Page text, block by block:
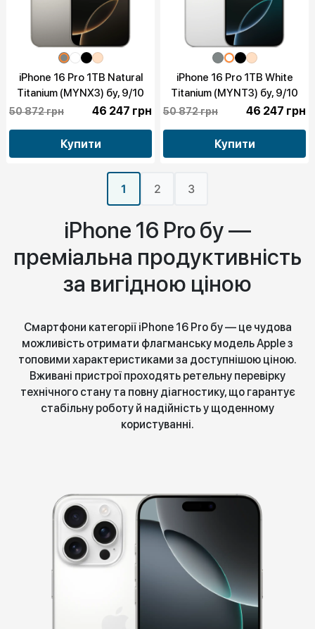
iPhone 16 Pro 1TB Natural
Titanium (MYNX3) бу, 9/10
50 872 грн 46 247 грн
Купити
iPhone 16 Pro 1TB White
Titanium (MYNT3) бу, 9/10
50 872 грн 46 247 грн
Купити
1 2 3
iPhone 16 Pro бу —
преміальна продуктивність
за вигідною ціною
Смартфони категорії iPhone 16 Pro бу — це чудова
можливість отримати флагманську модель Apple з
топовими характеристиками за доступнішою ціною.
Вживані пристрої проходять ретельну перевірку
технічного стану та повну діагностику, що гарантує
стабільну роботу й надійність у щоденному
користуванні.